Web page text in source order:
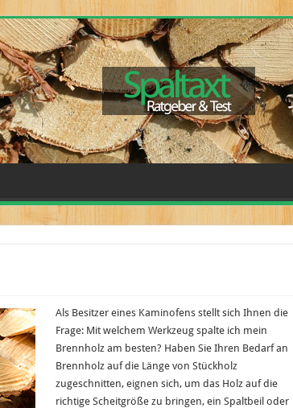
Als Besitzer eines Kaminofens stellt sich Ihnen die
Frage: Mit welchem Werkzeug spalte ich mein
Brennholz am besten? Haben Sie Ihren Bedarf an
Brennholz auf die Länge von Stückholz
zugeschnitten, eignen sich, um das Holz auf die
richtige Scheitgröße zu bringen, ein Spaltbeil oder